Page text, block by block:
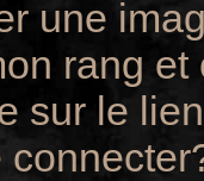
une
rang
sur le